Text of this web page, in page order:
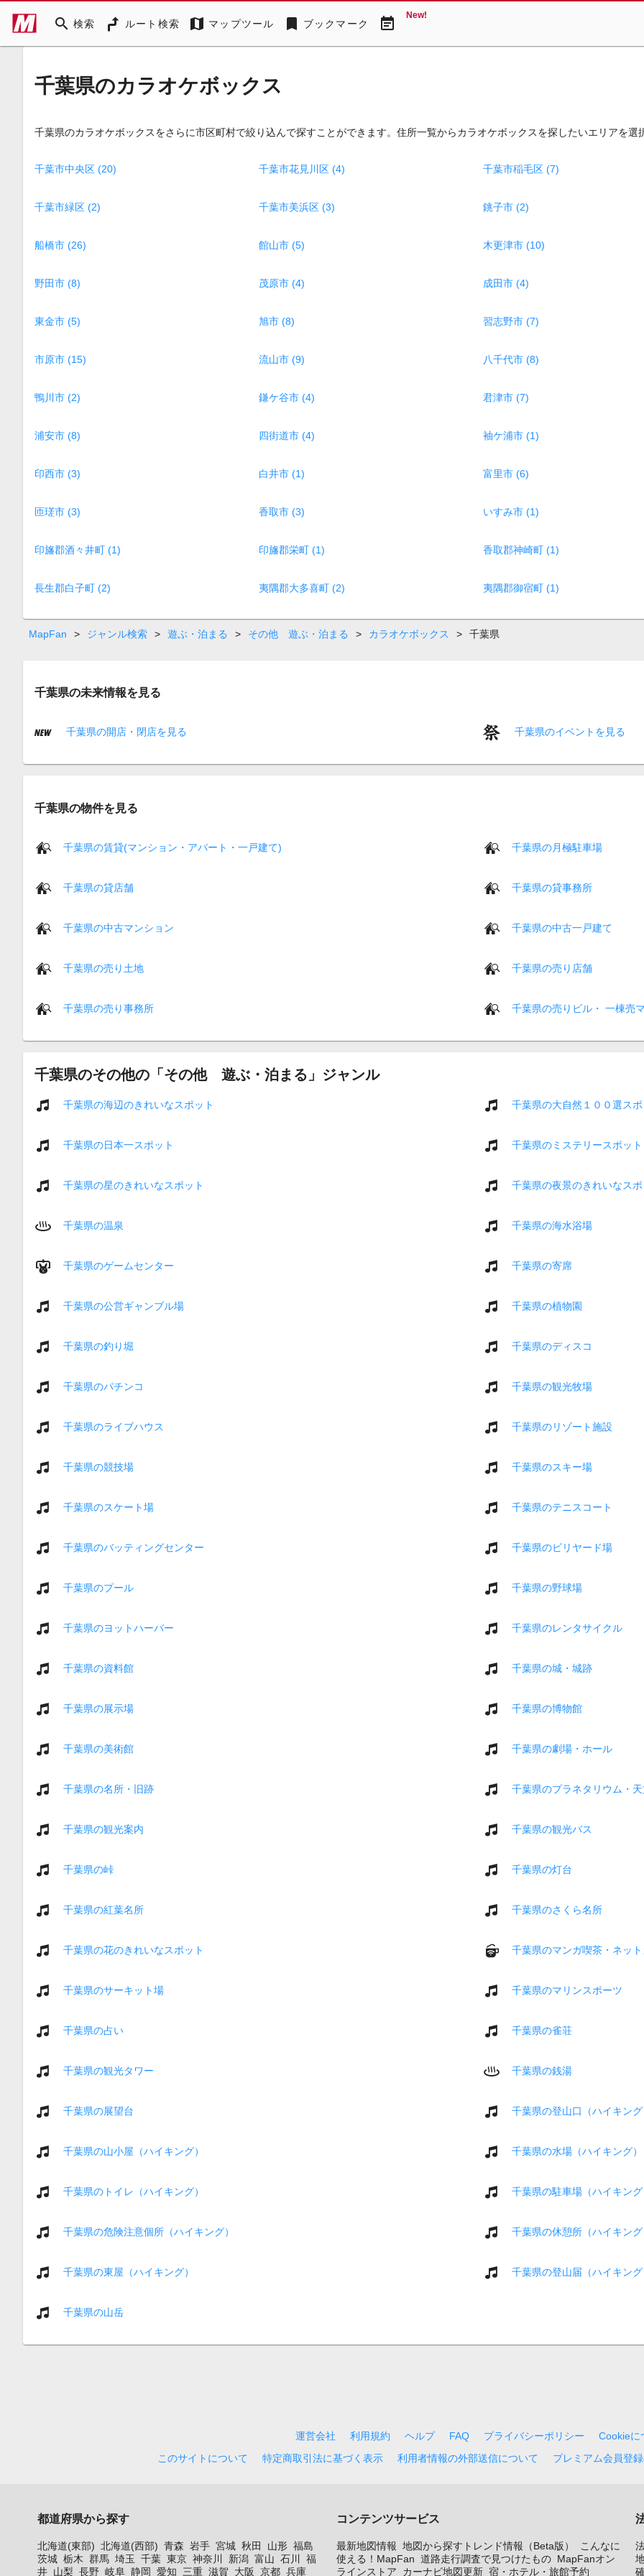
search 検索 ルート検索 map マップツール bookmark ブックマーク event_note New!
千葉県のカラオケボックス
千葉県のカラオケボックスをさらに市区町村で絞り込んで探すことができます。住所一覧からカラオケボックスを探したいエリアを選
千葉市中央区 (20) 千葉市花見川区 (4) 千葉市稲毛区 (7)
千葉市緑区 (2) 千葉市美浜区 (3) 銚子市 (2)
船橋市 (26) 館山市 (5) 木更津市 (10)
野田市 (8) 茂原市 (4) 成田市 (4)
東金市 (5) 旭市 (8) 習志野市 (7)
市原市 (15) 流山市 (9) 八千代市 (8)
鴨川市 (2) 鎌ケ谷市 (4) 君津市 (7)
浦安市 (8) 四街道市 (4) 袖ケ浦市 (1)
印西市 (3) 白井市 (1) 富里市 (6)
匝瑳市 (3) 香取市 (3) いすみ市 (1)
印旛郡酒々井町 (1) 印旛郡栄町 (1) 香取郡神崎町 (1)
長生郡白子町 (2) 夷隅郡大多喜町 (2) 夷隅郡御宿町 (1)
MapFan > ジャンル検索 > 遊ぶ・泊まる > その他 遊ぶ・泊まる > カラオケボックス > 千葉県
千葉県の未来情報を見る
千葉県の開店・閉店を見る 千葉県のイベントを見る
千葉県の物件を見る
千葉県の賃貸(マンション・アパート・一戸建て) 千葉県の月極駐車場
千葉県の貸店舗 千葉県の貸事務所
千葉県の中古マンション 千葉県の中古一戸建て
千葉県の売り土地 千葉県の売り店舗
千葉県の売り事務所 千葉県の売りビル・ 一棟売
千葉県のその他の「その他 遊ぶ・泊まる」ジャンル
千葉県の海辺のきれいなスポット 千葉県の大自然１００選ス
千葉県の日本一スポット 千葉県のミステリースポット
千葉県の星のきれいなスポット 千葉県の夜景のきれいなス
千葉県の温泉 千葉県の海水浴場
千葉県のゲームセンター 千葉県の寄席
千葉県の公営ギャンブル場 千葉県の植物園
千葉県の釣り堀 千葉県のディスコ
千葉県のパチンコ 千葉県の観光牧場
千葉県のライブハウス 千葉県のリゾート施設
千葉県の競技場 千葉県のスキー場
千葉県のスケート場 千葉県のテニスコート
千葉県のバッティングセンター 千葉県のビリヤード場
千葉県のプール 千葉県の野球場
千葉県のヨットハーバー 千葉県のレンタサイクル
千葉県の資料館 千葉県の城・城跡
千葉県の展示場 千葉県の博物館
千葉県の美術館 千葉県の劇場・ホール
千葉県の名所・旧跡 千葉県のプラネタリウム・
千葉県の観光案内 千葉県の観光バス
千葉県の峠 千葉県の灯台
千葉県の紅葉名所 千葉県のさくら名所
千葉県の花のきれいなスポット 千葉県のマンガ喫茶・ネッ
千葉県のサーキット場 千葉県のマリンスポーツ
千葉県の占い 千葉県の雀荘
千葉県の観光タワー 千葉県の銭湯
千葉県の展望台 千葉県の登山口（ハイキン
千葉県の山小屋（ハイキング） 千葉県の水場（ハイキング）
千葉県のトイレ（ハイキング） 千葉県の駐車場（ハイキン
千葉県の危険注意個所（ハイキング） 千葉県の休憩所（ハイキン
千葉県の東屋（ハイキング） 千葉県の登山届（ハイキン
千葉県の山岳
運営会社 利用規約 ヘルプ FAQ プライバシーポリシー
Cookieに
このサイトについて
特定商取引法に基づく表示 利用者情報の外部送信について プレミアム会員登
都道府県から探す
北海道(東部) 北海道(西部) 青森 岩手 宮城 秋田 山形 福島
茨城 栃木 群馬 埼玉 千葉 東京 神奈川 新潟 富山 石川
福
井 山梨 長野 岐阜 静岡 愛知 三重 滋賀 大阪 京都 兵庫
コンテンツサービス
最新地図情報 地図から探すトレンド情報（Beta版）
こんなに
使える！MapFan 道路走行調査で見つけたもの MapFanオン
ラインストア
カーナビ地図更新 宿・ホテル・旅館予約